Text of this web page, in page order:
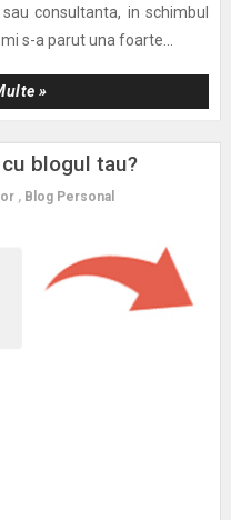
consultanta, in schimbul
s-a parut una foarte...
»
blogul tau?
, Blog Personal